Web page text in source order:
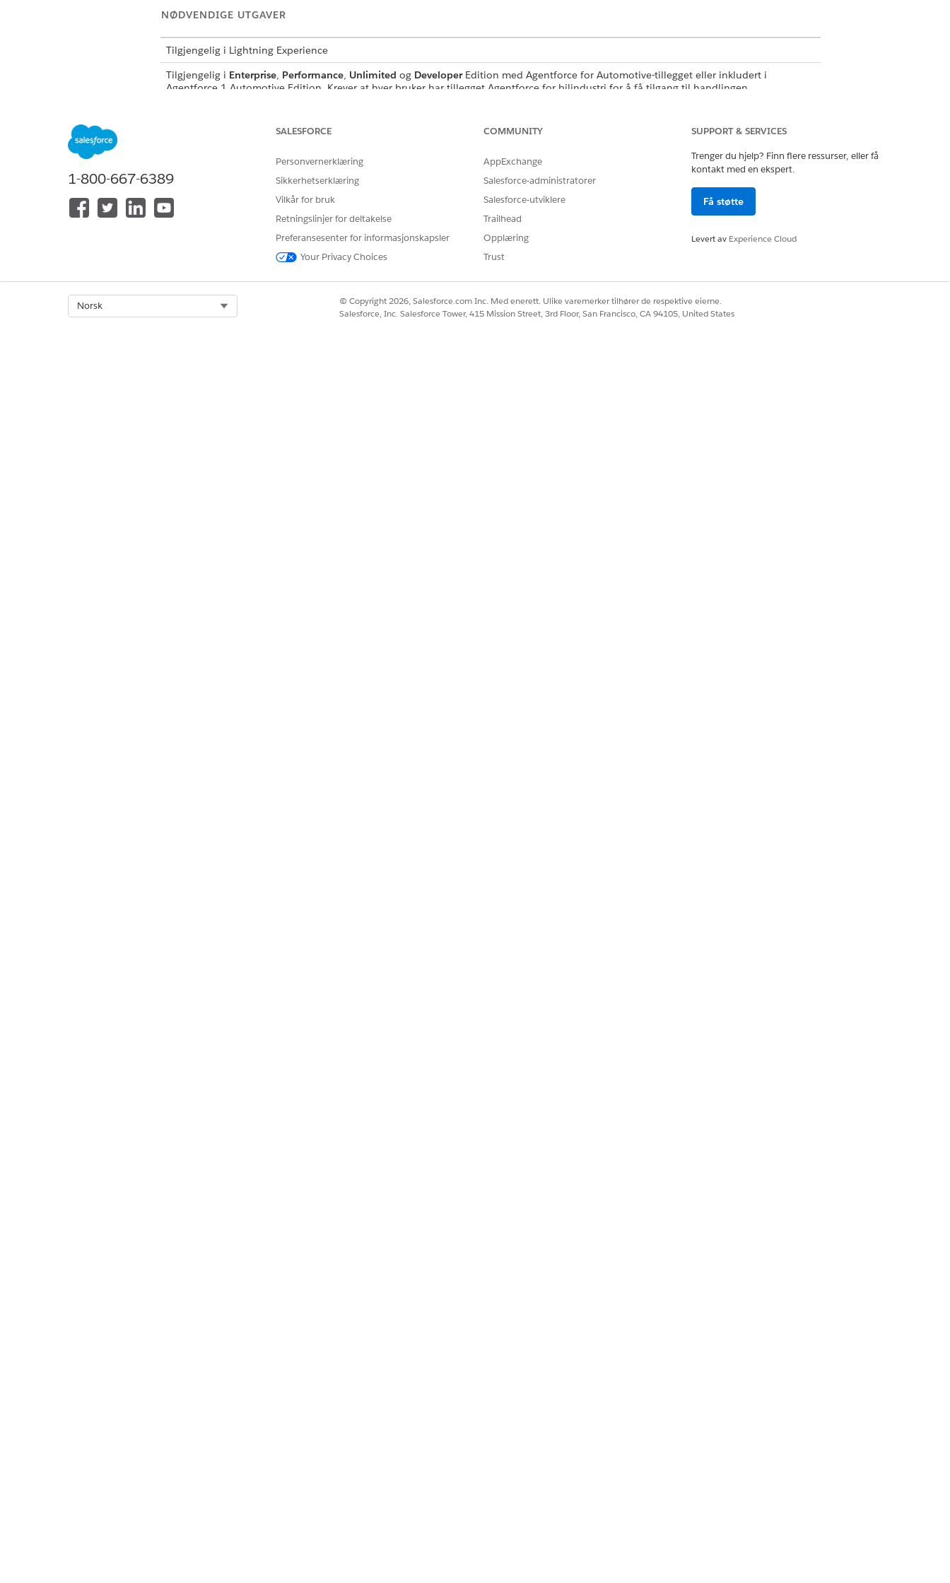
NØDVENDIGE UTGAVER
Tilgjengelig i Lightning Experience
Tilgjengelig i Enterprise, Performance, Unlimited og DeveloperEdition med Agentforce for Automotive-tillegget eller inkludert i
Agentforce 1 Automotive Edition. Krever at hver bruker har tillegget Agentforce for bilindustri for å få tilgang til handlingen.
Handlingsdetaljer
API-navn
GetProdtPriceDtl
Referansehandlingstype
Flyt
1-800-667-6389
SALESFORCE
Personvernerklæring
Sikkerhetserklæring
Vilkår for bruk
Retningslinjer for deltakelse
Preferansesenter for informasjonskapsler
Your Privacy Choices
COMMUNITY
AppExchange
Salesforce-administratorer
Salesforce-utviklere
Trailhead
Opplæring
Trust
SUPPORT & SERVICES
Trenger du hjelp? Finn flere ressurser, eller få
kontakt med en ekspert.
Få støtte
Levert av Experience Cloud
Norsk
© Copyright 2026, Salesforce.com Inc. Med enerett. Ulike varemerker tilhører de respektive eierne.
Salesforce, Inc. Salesforce Tower, 415 Mission Street, 3rd Floor, San Francisco, CA 94105, United States